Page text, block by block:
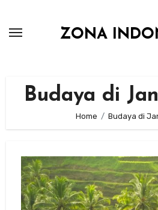
ZONA
Budaya di
Home Budaya di